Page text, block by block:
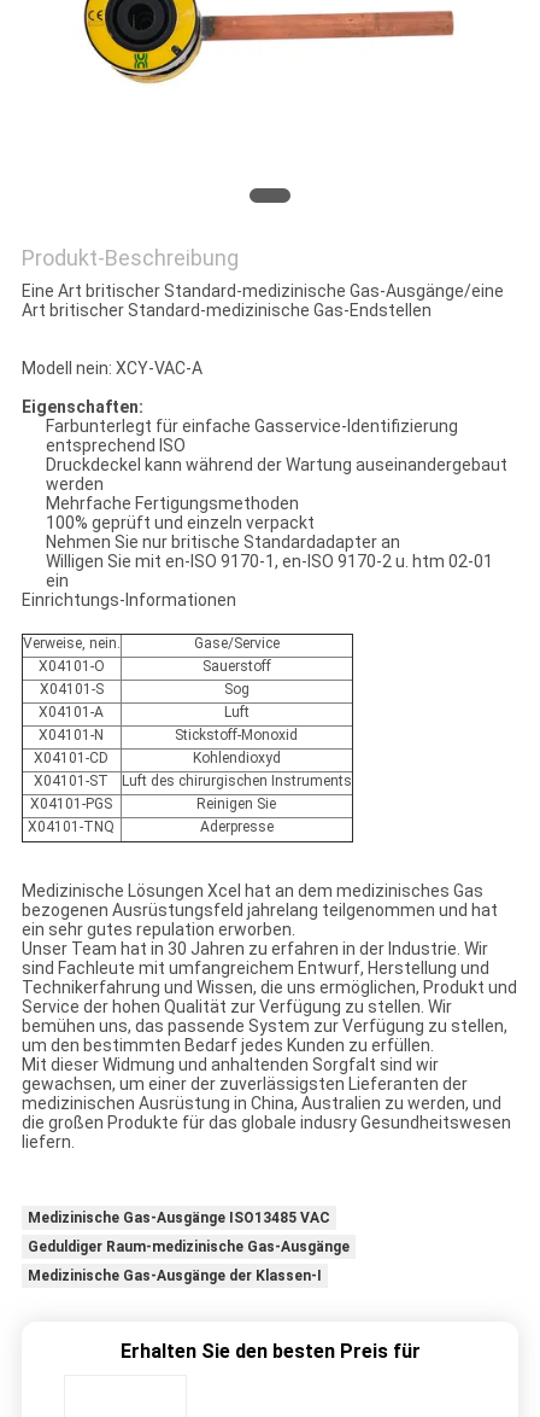
Produkt-Beschreibung
Eine Art britischer Standard-medizinische Gas-Ausgänge/eine
Art britischer Standard-medizinische Gas-Endstellen
Modell nein: XCY-VAC-A
Eigenschaften:
Farbunterlegt für einfache Gasservice-Identifizierung
entsprechend ISO
Druckdeckel kann während der Wartung auseinandergebaut
werden
Mehrfache Fertigungsmethoden
100% geprüft und einzeln verpackt
Nehmen Sie nur britische Standardadapter an
Willigen Sie mit en-ISO 9170-1, en-ISO 9170-2 u. htm 02-01
ein
Einrichtungs-Informationen
Verweise, nein.
Gase/Service
X04101-O
Sauerstoff
X04101-S
Sog
X04101-A
Luft
X04101-N
Stickstoff-Monoxid
X04101-CD
Kohlendioxyd
X04101-ST
Luft des chirurgischen Instruments
X04101-PGS
Reinigen Sie
X04101-TNQ
Aderpresse
Medizinische Lösungen Xcel hat an dem medizinisches Gas
bezogenen Ausrüstungsfeld jahrelang teilgenommen und hat
ein sehr gutes repulation erworben.
Unser Team hat in 30 Jahren zu erfahren in der Industrie. Wir
sind Fachleute mit umfangreichem Entwurf, Herstellung und
Technikerfahrung und Wissen, die uns ermöglichen, Produkt und
Service der hohen Qualität zur Verfügung zu stellen. Wir
bemühen uns, das passende System zur Verfügung zu stellen,
um den bestimmten Bedarf jedes Kunden zu erfüllen.
Mit dieser Widmung und anhaltenden Sorgfalt sind wir
gewachsen, um einer der zuverlässigsten Lieferanten der
medizinischen Ausrüstung in China, Australien zu werden, und
die großen Produkte für das globale indusry Gesundheitswesen
liefern.
Medizinische Gas-Ausgänge ISO13485 VAC
Geduldiger Raum-medizinische Gas-Ausgänge
Medizinische Gas-Ausgänge der Klassen-I
Erhalten Sie den besten Preis für